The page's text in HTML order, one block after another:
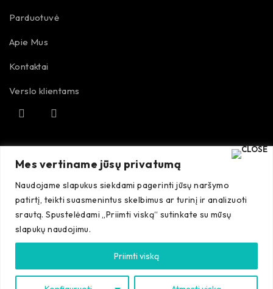
Mes vertiname jūsų privatumą
Naudojame slapukus siekdami pagerinti jūsų naršymo
patirtį, teikti suasmenintus skelbimus ar turinį ir analizuoti
srautą. Spustelėdami „Priimti viską“ sutinkate su mūsų
slapukų naudojimu.
Priimti viską
Parduotuvė
Apie Mus
Kontaktai
Verslo klientams
TAISYKLĖS
Pirkimo taisyklės
Grąžinimo sąlygos
©Autobros. Visos teisės saugomos. 2023
LT